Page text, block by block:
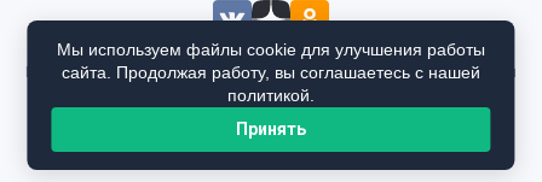
Информация, размещенная на сайте, не является публичной офертой
и предоставляется в ознакомительных целях. Для получения
подробной информации общайтесь в отдел продаж застройщика.
Мы используем файлы cookie для улучшения работы
сайта. Продолжая работу, вы соглашаетесь с нашей
политикой.
Принять